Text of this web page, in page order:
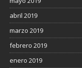
abril 2019
marzo 2019
febrero 2019
enero 2019